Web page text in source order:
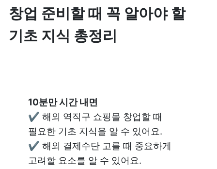
창업 준비할 때 꼭 알아야 할
기초 지식 총정리
✔️ 해외 역직구 쇼핑몰 창업할 때
필요한 기초 지식을 알 수 있어요.
✔️ 해외 결제수단 고를 때 중요하게
고려할 요소를 알 수 있어요.